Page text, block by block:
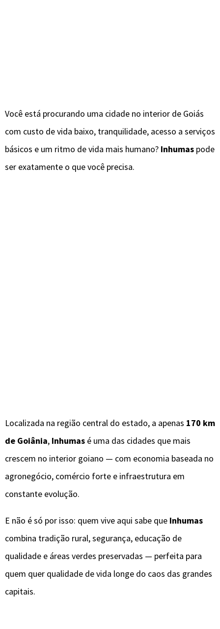
Você está procurando uma cidade no interior de Goiás
com custo de vida baixo, tranquilidade, acesso a serviços
básicos e um ritmo de vida mais humano? Inhumas pode
ser exatamente o que você precisa.
Localizada na região central do estado, a apenas 170 km
de Goiânia, Inhumas é uma das cidades que mais
crescem no interior goiano — com economia baseada no
agronegócio, comércio forte e infraestrutura em
constante evolução.
E não é só por isso: quem vive aqui sabe que Inhumas
combina tradição rural, segurança, educação de
qualidade e áreas verdes preservadas — perfeita para
quem quer qualidade de vida longe do caos das grandes
capitais.